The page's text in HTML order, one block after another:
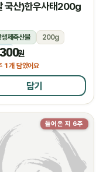
국산)한우사태200g
제축산물
200g
냉장
원
1개 담았어요
담기
들어온 지 6주